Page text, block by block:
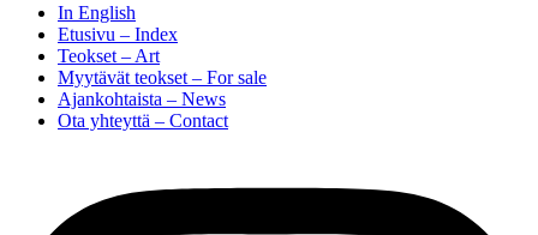
In English
Etusivu – Index
Teokset – Art
Myytävät teokset – For sale
Ajankohtaista – News
Ota yhteyttä – Contact